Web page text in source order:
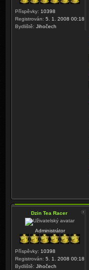
Příspěvky: 10398
Registrován: 5. 1. 2008 00:18
Bydliště: Jihočech
Dzin Tea Racer
Administrátor
Příspěvky: 10398
Registrován: 5. 1. 2008 00:18
Bydliště: Jihočech